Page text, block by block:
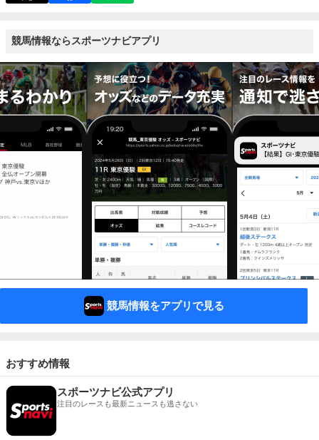
競馬情報ならスポーツナビアプリ
競馬情報をアプリで見る
おすすめ情報
スポーツナビ公式アプリ
注目のレースも最新ニュースも逃さない